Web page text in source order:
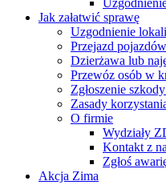
Jak załatwić sprawę
Uzgodnienie
Przejazd
Dzierżawa lub
Przewóz osób w
Zgłoszenie
Zasady
O firmie
Wydziały
Kontakt z
Zgłoś
Akcja Zima